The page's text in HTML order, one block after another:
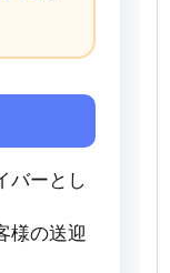
バーとし
様の送迎